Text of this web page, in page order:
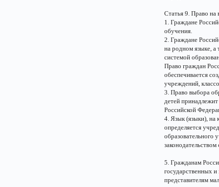
Статья 9. Право на
1. Граждане
обучения.
2. Граждане
на родном языке, а
системой
Право граждан
обеспечивается
учреждений,
3. Право выбора
детей
Российской
4. Язык (языки), на
определяется
образовательного
5. Гражданам
государственных
представителям